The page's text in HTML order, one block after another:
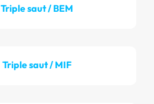
Triple saut / BEM
Triple saut / MIF